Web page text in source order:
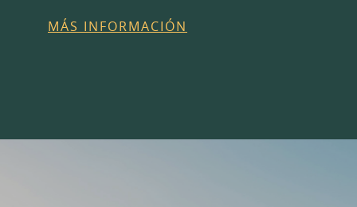
MÁS INFORMACIÓN